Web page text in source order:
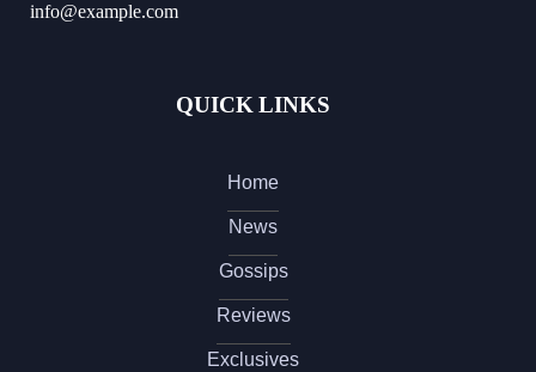
info@example.com
QUICK LINKS
Home
News
Gossips
Reviews
Exclusives